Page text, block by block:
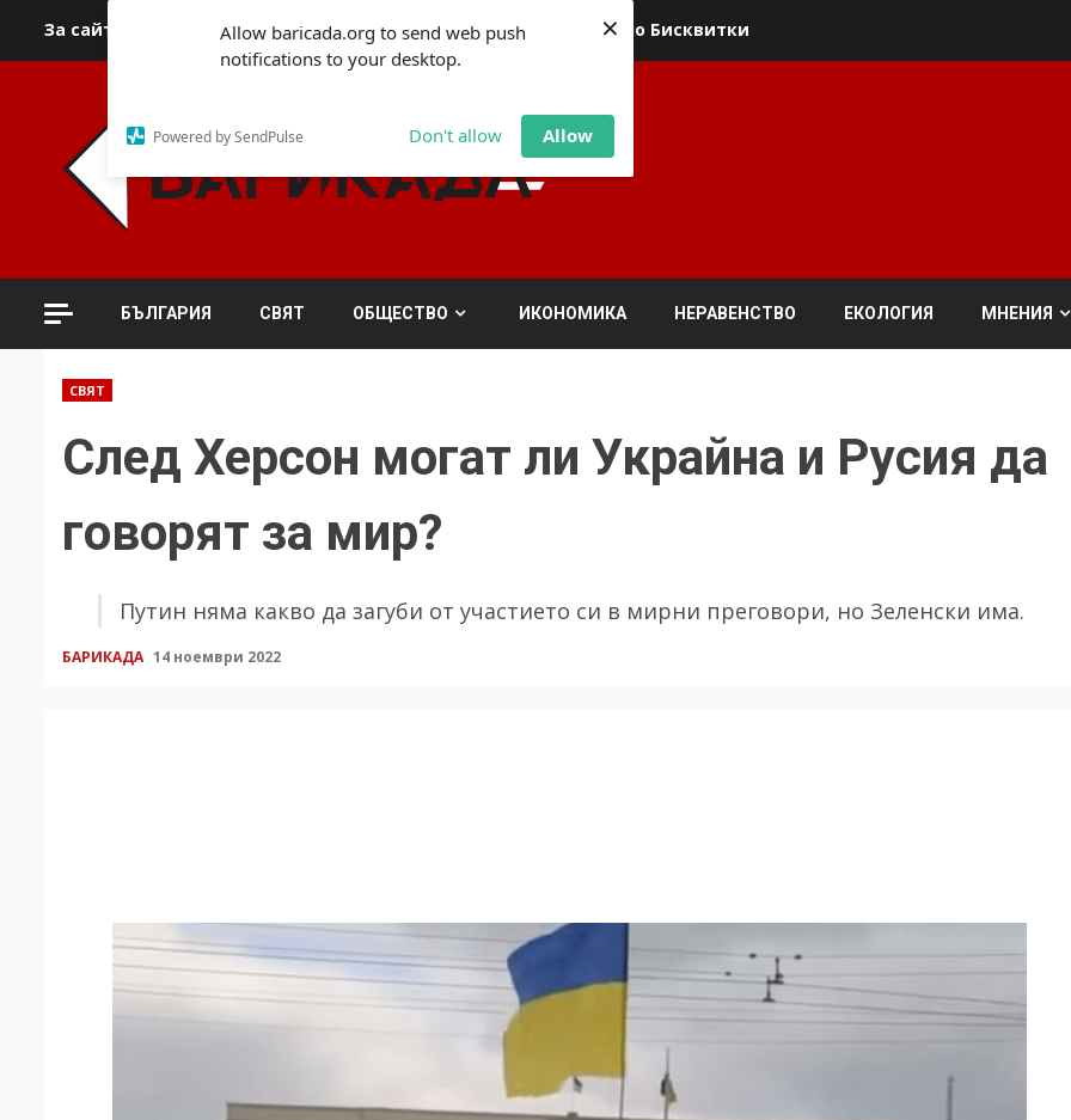
Allow baricada.org to send web push
notifications to your desktop.
Powered by SendPulse Don't allow Allow
×
За сайта За контакти За реклама Политика относно Бисквитки
БЪЛГАРИЯ СВЯТ ОБЩЕСТВО ИКОНОМИКА НЕРАВЕНСТВО ЕКОЛОГИЯ МНЕНИЯ
СВЯТ
След Херсон могат ли Украйна и Русия да
говорят за мир?
Путин няма какво да загуби от участието си в мирни преговори, но Зеленски има.
БАРИКАДА 14 ноември 2022